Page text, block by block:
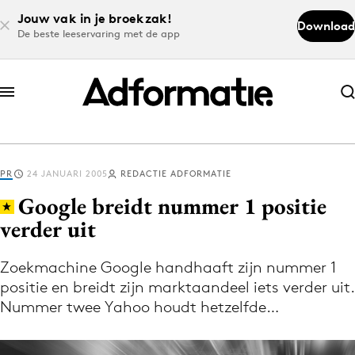
Jouw vak in je broekzak!
De beste leeservaring met de app
Download
Abonneer nu
Abonneer nu
Log in
Volg het laatste nieuws via de Adformatie
Nieuws app
PR 24 JANUARI 2005 REDACTIE ADFORMATIE
Google breidt nummer 1 positie
verder uit
Zoekmachine Google handhaaft zijn nummer 1
positie en breidt zijn marktaandeel iets verder uit.
Nummer twee Yahoo houdt hetzelfde…